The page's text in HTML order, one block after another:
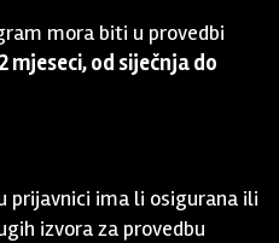
mora biti u provedbi
od siječnja do
prijavnici ima li osigurana ili
izvora za provedbu